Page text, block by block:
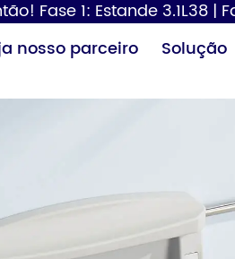
Fase 1: Estande 3.1L38 |
nosso parceiro Solução